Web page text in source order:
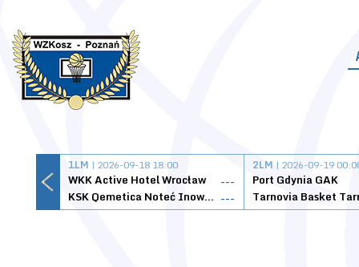
1LM | 2026-09-18 18:00
WKK Active Hotel Wrocław
---
KSK Qemetica Noteć Inowrocław ---
2LM | 2026-09-19
Port Gdynia GAK